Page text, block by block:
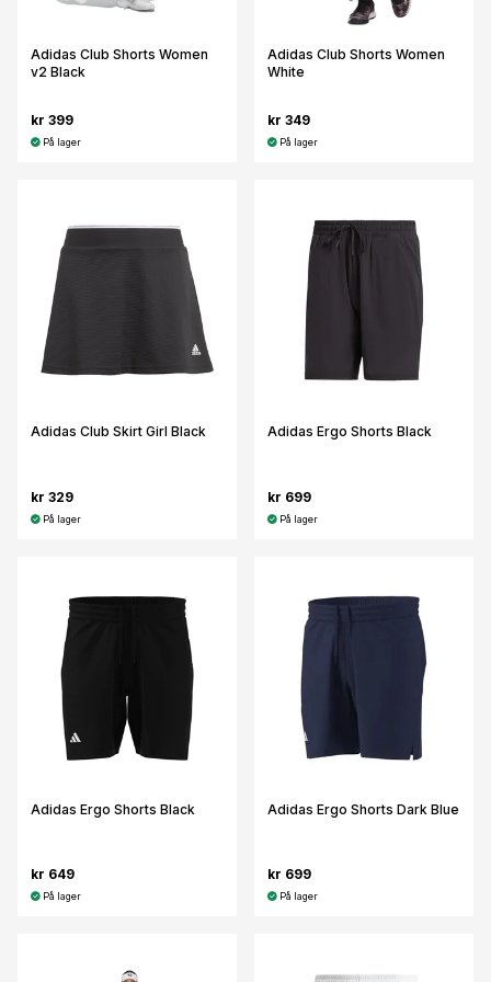
Adidas Club Shorts Women
v2 Black
kr 399
På lager
Adidas Club Shorts Women
White
kr 349
På lager
Adidas Club Skirt Girl Black
kr 329
På lager
Adidas Ergo Shorts Black
kr 699
På lager
Adidas Ergo Shorts Black
kr 649
På lager
Adidas Ergo Shorts Dark Blue
kr 699
På lager